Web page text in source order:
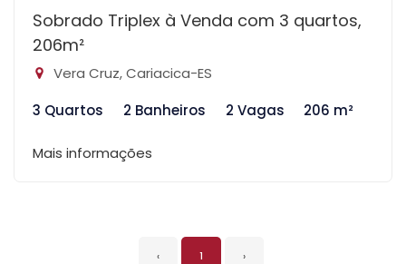
Sobrado Triplex à Venda com 3 quartos,
206m²
Vera Cruz, Cariacica-ES
3 Quartos
2 Banheiros 2 Vagas 206 m²
Mais informações
‹ 1 ›